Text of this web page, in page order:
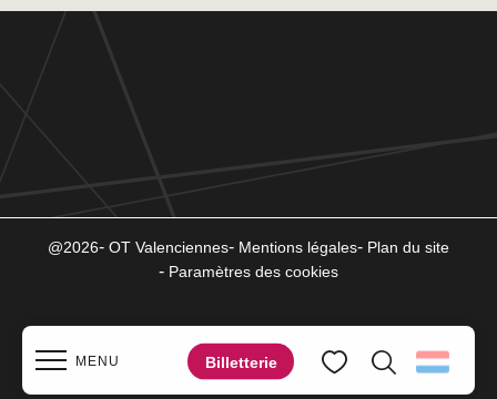
MENU Billetterie
@2026 OT Valenciennes Mentions légales
Plan du site
Paramètres des cookies